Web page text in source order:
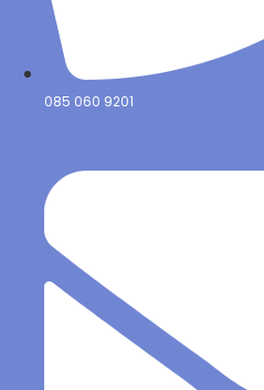
085 060 9201